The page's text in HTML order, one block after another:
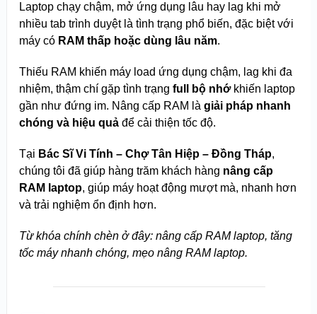
Laptop chạy chậm, mở ứng dụng lâu hay lag khi mở
nhiều tab trình duyệt là tình trạng phổ biến, đặc biệt với
máy có RAM thấp hoặc dùng lâu năm.
Thiếu RAM khiến máy load ứng dụng chậm, lag khi đa
nhiệm, thậm chí gặp tình trạng full bộ nhớkhiến laptop
gần như đứng im. Nâng cấp RAM là giải pháp nhanh
chóng và hiệu quảđể cải thiện tốc độ.
Tại Bác Sĩ Vi Tính – Chợ Tân Hiệp – Đồng Tháp,
chúng tôi đã giúp hàng trăm khách hàng nâng cấp
RAM laptop, giúp máy hoạt động mượt mà, nhanh hơn
và trải nghiệm ổn định hơn.
Từ khóa chính chèn ở đây: nâng cấp RAM laptop, tăng
tốc máy nhanh chóng, mẹo nâng RAM laptop.